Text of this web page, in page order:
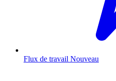
Flux de travail Nouveau